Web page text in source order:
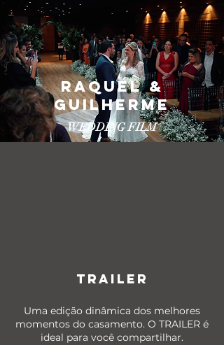
RAQUEL &
GUILHERME
WEDDING FILM
TRAILER
Uma edição dinâmica dos melhores
momentos do casamento. O TRAILER é
ideal para você compartilhar.